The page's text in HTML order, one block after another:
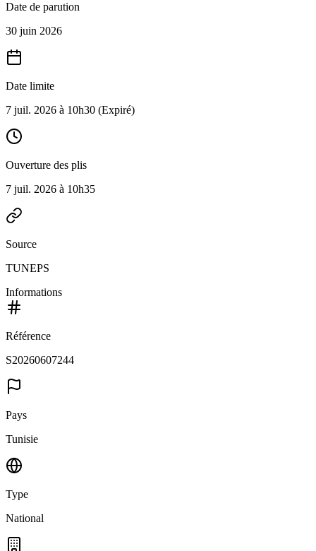
Date de parution
30 juin 2026
Date limite
7 juil. 2026 à 10h30 (Expiré)
Ouverture des plis
7 juil. 2026 à 10h35
Source
TUNEPS
Informations
Référence
S20260607244
Pays
Tunisie
Type
National